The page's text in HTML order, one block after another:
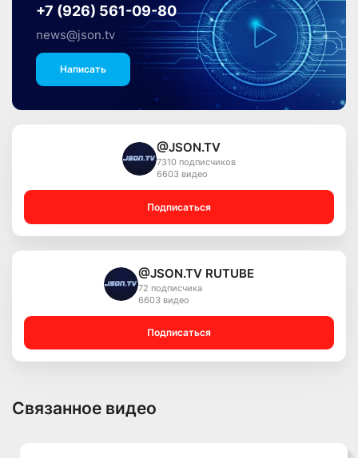
+7 (926) 561-09-80
news@json.tv
Написать
@JSON.TV
7310 подписчиков
6603 видео
Подписаться
@JSON.TV RUTUBE
72 подписчика
6603 видео
Подписаться
Связанное видео